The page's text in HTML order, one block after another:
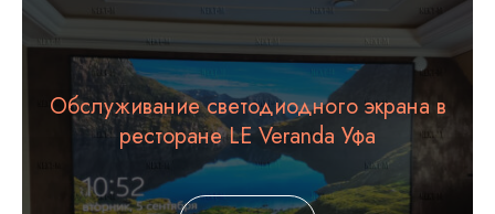
Обслуживание светодиодного экрана в
ресторане LE Veranda Уфа
+7 (987) 490-70-05
info@next-m.ru